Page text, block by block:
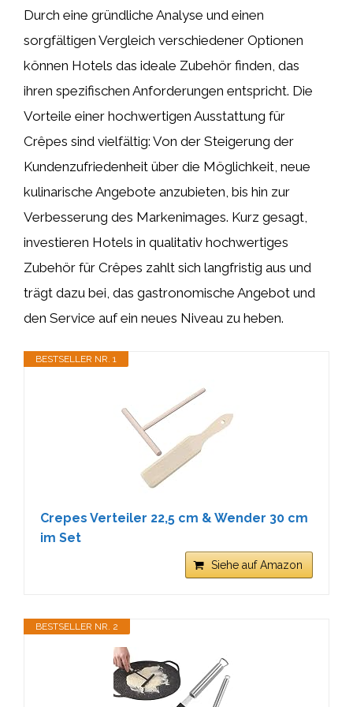
Durch eine gründliche Analyse und einen
sorgfältigen Vergleich verschiedener Optionen
können Hotels das ideale Zubehör finden, das
ihren spezifischen Anforderungen entspricht. Die
Vorteile einer hochwertigen Ausstattung für
Crêpes sind vielfältig: Von der Steigerung der
Kundenzufriedenheit über die Möglichkeit, neue
kulinarische Angebote anzubieten, bis hin zur
Verbesserung des Markenimages. Kurz gesagt,
investieren Hotels in qualitativ hochwertiges
Zubehör für Crêpes zahlt sich langfristig aus und
trägt dazu bei, das gastronomische Angebot und
den Service auf ein neues Niveau zu heben.
BESTSELLER NR. 1
Crepes Verteiler 22,5 cm & Wender 30 cm
im Set
Siehe auf Amazon
BESTSELLER NR. 2